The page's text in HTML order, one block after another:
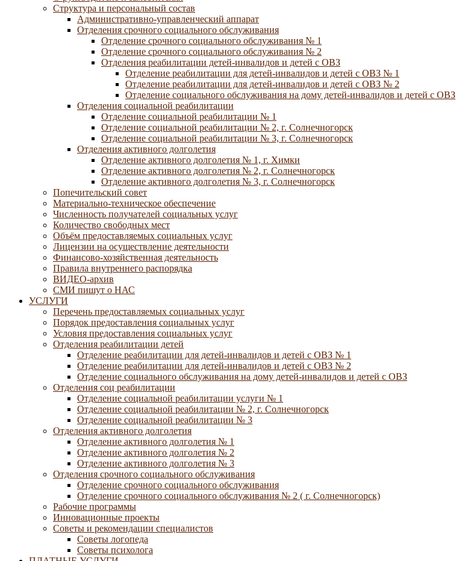
Структура и персональный состав
Административно-управленческий аппарат
Отделения срочного социального обслуживания
Отделение срочного социального обслуживания № 1
Отделение срочного социального обслуживания № 2
Отделения реабилитации детей-инвалидов и детей с ОВЗ
Отделение реабилитации для детей-инвалидов и детей с ОВЗ № 1
Отделение реабилитации для детей-инвалидов и детей с ОВЗ № 2
Отделение социального обслуживания на дому детей-инвалидов и детей с ОВЗ
Отделения социальной реабилитации
Отделение социальной реабилитации № 1
Отделение социальной реабилитации № 2, г. Солнечногорск
Отделение социальной реабилитации № 3, г. Солнечногорск
Отделения активного долголетия
Отделение активного долголетия № 1, г. Химки
Отделение активного долголетия № 2, г. Солнечногорск
Отделение активного долголетия № 3, г. Солнечногорск
Попечительский совет
Материально-техническое обеспечение
Численность получателей социальных услуг
Количество свободных мест
Объём предоставляемых социальных услуг
Лицензии на осуществление деятельности
Финансово-хозяйственная деятельность
Правила внутреннего распорядка
ВИДЕО-архив
СМИ пишут о НАС
УСЛУГИ
Перечень предоставляемых социальных услуг
Порядок предоставления социальных услуг
Условия предоставления социальных услуг
Отделения реабилитации детей
Отделение реабилитации для детей-инвалидов и детей с ОВЗ № 1
Отделение реабилитации для детей-инвалидов и детей с ОВЗ № 2
Отделение социального обслуживания на дому детей-инвалидов и детей с ОВЗ
Отделения соц реабилитации
Отделение социальной реабилитации услуги № 1
Отделение социальной реабилитации № 2, г. Солнечногорск
Отделение социальной реабилитации № 3
Отделения активного долголетия
Отделение активного долголетия № 1
Отделение активного долголетия № 2
Отделение активного долголетия № 3
Отделения срочного социального обслуживания
Отделение срочного социального обслуживания
Отделение срочного социального обслуживания № 2 ( г. Солнечногорск)
Рабочие программы
Инновационные проекты
Советы и рекомендации специалистов
Советы логопеда
Советы психолога